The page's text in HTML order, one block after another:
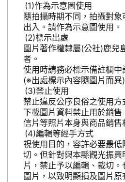
作為示意圖使用
隨拍攝時期不同，拍攝對
出入。請作為示意圖使用。
標示出處
圖片著作權隸屬(公社)鹿兒
者。
使用時請務必標示備註欄中
(※出處標示內容隨圖片而異)
禁止使用
禁止違反公序良俗之使用方
下載圖片資料禁止用於銷售
信片等照片本身與商品銷售
編輯等經手方式
視使用目的，容許必要最
切。但針對與本縣觀光振興
片，禁止予以編輯、裁切
圖片，以致明顯損及圖片原